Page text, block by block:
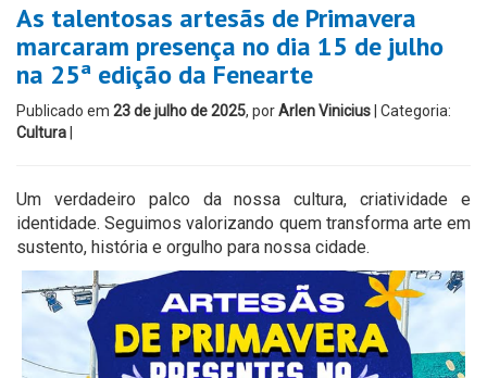
As talentosas artesãs de Primavera
marcaram presença no dia 15 de julho
na 25ª edição da Fenearte
Publicado em 23 de julho de 2025, porArlen Vinicius | Categoria:
Cultura
Um verdadeiro palco da nossa cultura, criatividade e
identidade. Seguimos valorizando quem transforma arte em
sustento, história e orgulho para nossa cidade.